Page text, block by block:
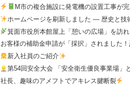
M市の複合施設に発電機の設置工事が完
ホームページを刷新しました ― 歴史と技
箕面市役所本館屋上「憩いの広場」を訪
お客様の補助金申請が「採択」されました！
新入社員のご紹介
第54回安全大会 「安全衛生優良事業場
社長、趣味のアメフトでアキレス腱断裂